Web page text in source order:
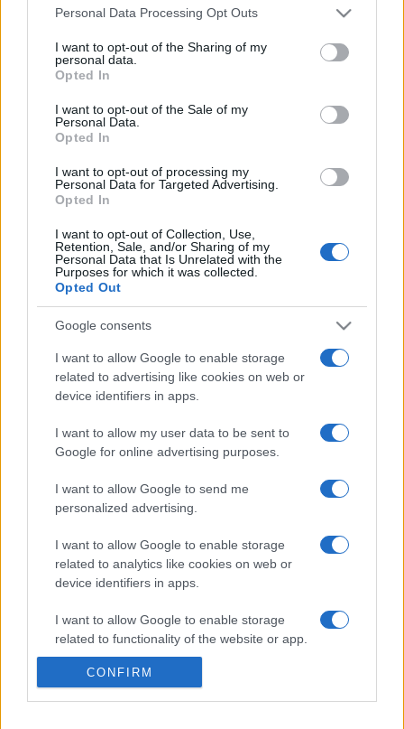
Please note that this website/app uses one or more Google
not limited to your visit or usage behaviour. You may click to
grant or deny consent to Google and its third-party tags to
use your data for below specified purposes in below Google
consent section.
Personal Data Processing Opt Outs
I want to opt-out of the Sharing of my
personal data.
Opted In
I want to opt-out of the Sale of my
Personal Data.
Opted In
I want to opt-out of processing my
Personal Data for Targeted Advertising.
Opted In
I want to opt-out of Collection, Use,
Retention, Sale, and/or Sharing of my
Personal Data that Is Unrelated with the
Purposes for which it was collected.
Opted Out
Google consents
I want to allow Google to enable storage
related to advertising like cookies on web or
device identifiers in apps.
I want to allow my user data to be sent to
Google for online advertising purposes.
I want to allow Google to send me
personalized advertising.
I want to allow Google to enable storage
related to analytics like cookies on web or
device identifiers in apps.
I want to allow Google to enable storage
related to functionality of the website or app.
I want to allow Google to enable storage
CONFIRM
alkotók helyzetére, érzelmi állapotukra és szociális
környezetükre is reflektál. Interjú.
KÉPZŐ
Helyzet? – Derkovits-ösztöndíjas
Az idei Art Marketen egy koncepcióra felfűzött válogatás
formájában mutatkoznak be az ösztöndíjban részesült
legfiatalabb művészgeneráció tagjai, akik Helyzet? címmel
ön- és társadalomelemző alkotásokat mutatnak be.
KÉPZŐ
Cseke Szilárd önálló kiállítása a Rugógyár
Galériában
Deeper In címmel látható Cseke Szilárd önálló kiállítása a
Rugógyár Galériában szeptember 5-től. Kurátora Sipos
Tünde művészettörténész.
KÉPZŐ
A fiatal jelző nem jelent
tapasztalatlanságot
Fiatal, harminc éven aluli képzőművészek munkáival nyitotta
meg április 4-én legújabb kiállítását Idő/Kép címmel a
szentendrei MANK Galéria, ahol a kiállító művészek közül
sokan foglalkoznak a társas kapcsolatokkal, saját,
személyes tapasztalataik vizuális megfogalmazásával.